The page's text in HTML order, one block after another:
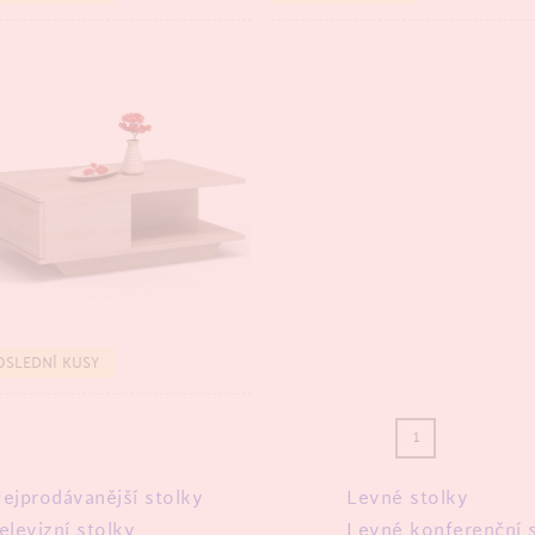
KUSY
1
stolky
Levné stolky
stolky
Levné konferenční